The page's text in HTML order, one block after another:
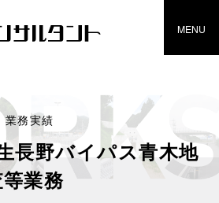
務実績
長野バイパス青木地
業務